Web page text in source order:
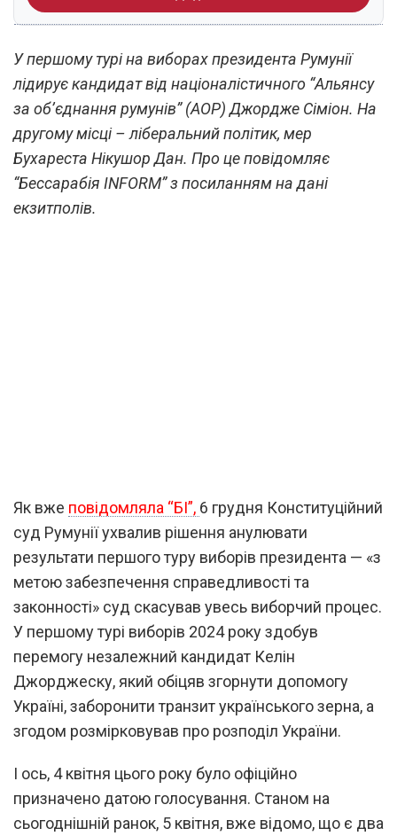
У першому турі на виборах президента Румунії
лідирує кандидат від націоналістичного “Альянсу
за об’єднання румунів” (АОР) Джордже Сіміон. На
другому місці – ліберальний політик, мер
Бухареста Нікушор Дан. Про це повідомляє
“Бессарабія INFORM” з посиланням на дані
екзитполів.
Як вже повідомляла “БІ”, 6 грудня Конституційний
суд Румунії ухвалив рішення анулювати
результати першого туру виборів президента — «з
метою забезпечення справедливості та
законності» суд скасував увесь виборчий процес.
У першому турі виборів 2024 року здобув
перемогу незалежний кандидат Келін
Джорджеску, який обіцяв згорнути допомогу
Україні, заборонити транзит українського зерна, а
згодом розмірковував про розподіл України.
І ось, 4 квітня цього року було офіційно
призначено датою голосування. Станом на
сьогоднішній ранок, 5 квітня, вже відомо, що є два